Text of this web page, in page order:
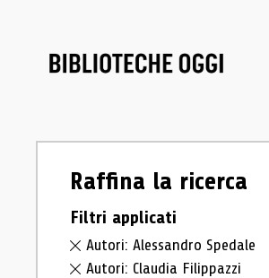
Raffina la ricerca
Filtri applicati
Autori: Alessandro Spedale
Autori: Claudia Filippazzi